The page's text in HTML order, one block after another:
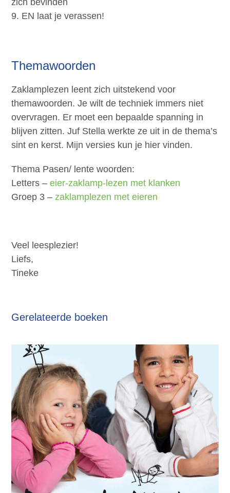
zich bevinden
9. EN laat je verassen!
Themawoorden
Zaklamplezen leent zich uitstekend voor
themawoorden. Je wilt de techniek immers niet
overvragen. Er moet een bepaalde spanning in
blijven zitten. Juf Stella werkte ze uit in de thema’s
sint en kerst. Mijn versies kun je hier vinden.
Thema Pasen/ lente woorden:
Letters –eier-zaklamp-lezen met klanken
Groep 3 –zaklamplezen met eieren
Veel leesplezier!
Liefs,
Tineke
Gerelateerde boeken